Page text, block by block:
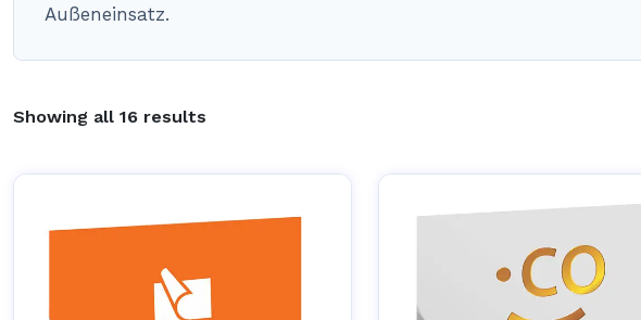
Außeneinsatz.
Showing all 16 results